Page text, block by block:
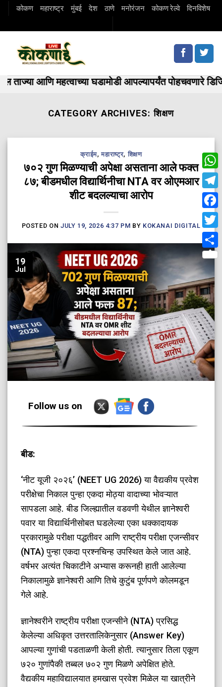
Skipकोकण महाराष्ट्र मुंबई देश ठाणे मनोरंजन कोकण रेल्वे दिनविशेष
आणि महत्वाच्या घडामोडी आपल्यापर्यंत पोहचवणारे
CATEGORY ARCHIVES:शिक्षण
क्राईम,महाराष्ट्र, शिक्षण
७०२ गुण मिळण्याची अपेक्षा असताना आले फक्त
८७; बीडमधील विद्यार्थिनीचा NTA वर ओएमआर
शीट बदलल्याचा आरोप
POSTED ON JULY 19, 2026 4:37 PM BY KOKANAI DIGITAL
19
Jul
Follow us on
बीड:
‘नीट यूजी २०२६’ (NEET UG 2026) या वैद्यकीय प्रवेश
परीक्षेचा निकाल पुन्हा एकदा मोठ्या वादाच्या भोवऱ्यात
सापडला आहे. बीड जिल्ह्यातील वडवणी येथील ज्ञानेश्वरी
पवार या विद्यार्थिनीसोबत घडलेल्या एका धक्कादायक
प्रकारामुळे परीक्षा पद्धतीवर आणि राष्ट्रीय परीक्षा एजन्सीवर
(NTA) पुन्हा एकदा प्रश्नचिन्ह उपस्थित केले जात आहे.
वर्षभर अत्यंत चिकाटीने अभ्यास करूनही हाती आलेल्या
निकालामुळे ज्ञानेश्वरी आणि तिचे कुटुंब पूर्णपणे कोलमडून
गेले आहे.
​ज्ञानेश्वरीने राष्ट्रीय परीक्षा एजन्सीने (NTA) प्रसिद्ध
केलेल्या अधिकृत उत्तरतालिकेनुसार (Answer Key)
आपल्या गुणांची पडताळणी केली होती. त्यानुसार तिला एकूण
७२० गुणांपैकी तब्बल ७०२ गुण मिळणे अपेक्षित होते.
वैद्यकीय महाविद्यालयात हमखास प्रवेश मिळेल या खात्रीने